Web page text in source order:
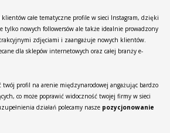
całe tematyczne profile w sieci Instagram, dzięki
tylko nowych followersów ale także idealnie prowadzony
zdjęciami i zaangażuje nowych klientów.
dla sklepów internetowych oraz całej branży e-
twój profil na arenie międzynarodowej angażując bardzo
co może poprawić widoczność twojej firmy w sieci
działań polecamy nasze pozycjonowanie